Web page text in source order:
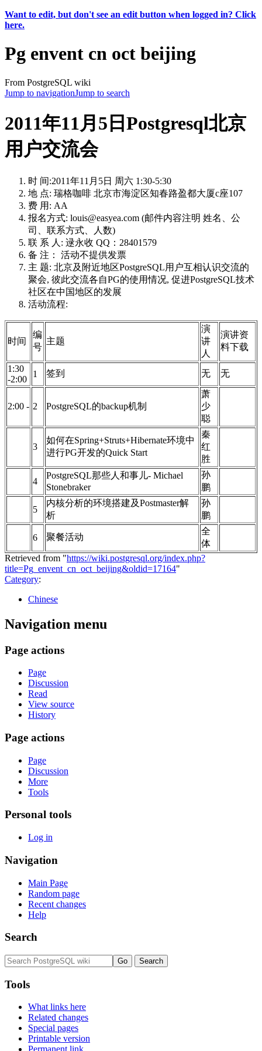
Want to edit, but don't see an edit button when logged in? Click
here.
Pg envent cn oct beijing
From PostgreSQL wiki
Jump to navigationJump to search
2011年11月5日Postgresql北京
用户交流会
时 间:2011年11月5日 周六 1:30-5:30
地 点: 瑞格咖啡‎ 北京市海淀区知春路盈都大厦c座107
费 用: AA
报名方式: louis@easyea.com (邮件内容注明 姓名、公
司、联系方式、人数)
联 系 人: 逯永收 QQ：28401579
备 注： 活动不提供发票
主 题: 北京及附近地区PostgreSQL用户互相认识交流的
聚会, 彼此交流各自PG的使用情况, 促进PostgreSQL技术
社区在中国地区的发展
活动流程:
时间
编
号
主题
演
讲
人
演讲资
料下载
1:30
-2:00
1 签到 无 无
2:00 - 2 PostgreSQL的backup机制
萧
少
聪
3
如何在Spring+Struts+Hibernate环境中
进行PG开发的Quick Start
秦
红
胜
4
PostgreSQL那些人和事儿- Michael
Stonebraker
孙
鹏
5
内核分析的环境搭建及Postmaster解
析
孙
鹏
6 聚餐活动
全
体
Retrieved from "https://wiki.postgresql.org/index.php?
title=Pg_envent_cn_oct_beijing&oldid=17164"
Category:
Chinese
Navigation menu
Page actions
Page
Discussion
Read
View source
History
Page actions
Page
Discussion
More
Tools
Personal tools
Log in
Navigation
Main Page
Random page
Recent changes
Help
Search
Tools
What links here
Related changes
Special pages
Printable version